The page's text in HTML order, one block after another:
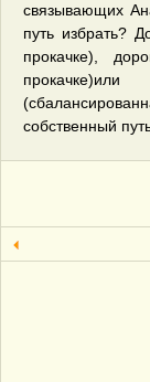
связывающих
путь избрать?
прокачке),
собственный